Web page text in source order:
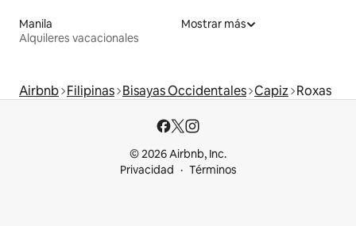
Manila
Alquileres vacacionales
Mostrar más
Airbnb Filipinas Bisayas Occidentales Capiz Roxas
© 2026 Airbnb, Inc.
Privacidad
Términos